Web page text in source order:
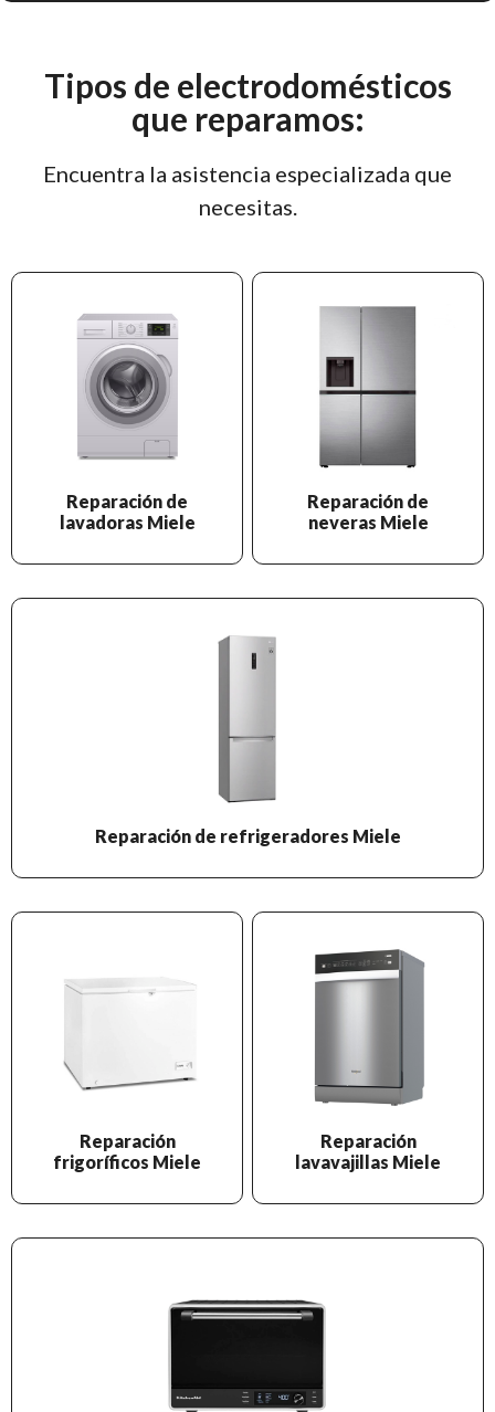
Tipos de electrodomésticos
que reparamos:
Encuentra la asistencia especializada que
necesitas.
Reparación de
lavadoras Miele
Reparación de
neveras Miele
Reparación de refrigeradores Miele
Reparación
frigoríficos Miele
Reparación
lavavajillas Miele